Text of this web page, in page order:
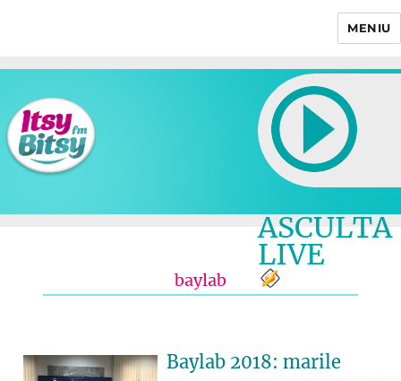
MENIU
ASCULTA
LIVE
baylab
Baylab 2018: marile